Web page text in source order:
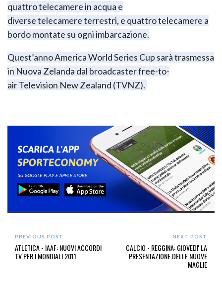
quattro telecamere in acqua e
diversetelecamereterrestri, e quattro telecamere a
bordo montate su ogni imbarcazione.
Quest’anno America World Series Cup sarà trasmessa
in Nuova Zelanda dal broadcasterfree-to-
airTelevision New Zealand (TVNZ).
PREVIOUS POST
ATLETICA - IAAF: NUOVI ACCORDI
TV PER I MONDIALI 2011
NEXT POST
CALCIO - REGGINA: GIOVEDI' LA
PRESENTAZIONE DELLE NUOVE
MAGLIE